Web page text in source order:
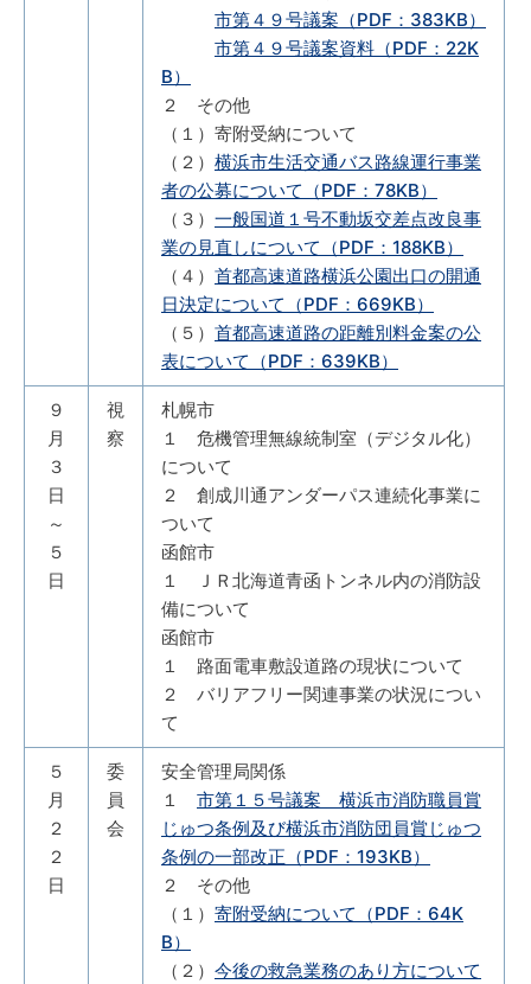
市第４９号議案（PDF：383KB）
市第４９号議案資料（PDF：22K
B）
２ その他
（１）寄附受納について
（２） 横浜市生活交通バス路線運行事業
者の公募について（PDF：78KB）
（３） 一般国道１号不動坂交差点改良事
業の見直しについて（PDF：188KB）
（４） 首都高速道路横浜公園出口の開通
日決定について（PDF：669KB）
（５） 首都高速道路の距離別料金案の公
表について（PDF：639KB）
９
月
３
日
～
５
日
視
察
札幌市
１ 危機管理無線統制室（デジタル化）
について
２ 創成川通アンダーパス連続化事業に
ついて
函館市
１ ＪＲ北海道青函トンネル内の消防設
備について
函館市
１ 路面電車敷設道路の現状について
２ バリアフリー関連事業の状況につい
て
５
月
２
２
日
委
員
会
安全管理局関係
１ 市第１５号議案 横浜市消防職員賞
じゅつ条例及び横浜市消防団員賞じゅつ
条例の一部改正（PDF：193KB）
２ その他
（１） 寄附受納について（PDF：64K
B）
（２） 今後の救急業務のあり方について